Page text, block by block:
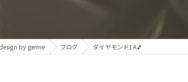
by germe ブログ ダイヤモンド1A🎵